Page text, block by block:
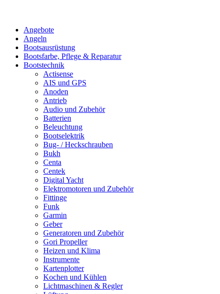
Angebote
Angeln
Bootsausrüstung
Bootsfarbe, Pflege & Reparatur
Bootstechnik
Actisense
AIS und GPS
Anoden
Antrieb
Audio und Zubehör
Batterien
Beleuchtung
Bootselektrik
Bug- / Heckschrauben
Bukh
Centa
Centek
Digital Yacht
Elektromotoren und Zubehör
Fittinge
Funk
Garmin
Geber
Generatoren und Zubehör
Gori Propeller
Heizen und Klima
Instrumente
Kartenplotter
Kochen und Kühlen
Lichtmaschinen & Regler